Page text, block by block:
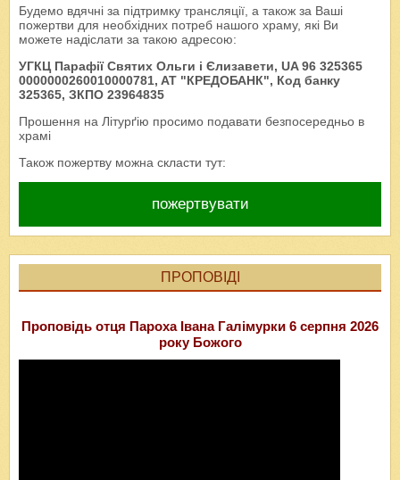
Будемо вдячні за підтримку трансляції, а також за Ваші
пожертви для необхідних потреб нашого храму, які Ви
можете надіслати за такою адресою:
УГКЦ Парафії Святих Ольги і Єлизавети, UA 96 325365
0000000260010000781, AT "КРЕДОБАНК", Код банку
325365, ЗКПО 23964835
Прошення на Літурґію просимо подавати безпосередньо в
храмі
Також пожертву можна скласти тут:
пожертвувати
ПРОПОВІДІ
Проповідь отця Пароха Івана Галімурки 6 серпня 2026
року Божого